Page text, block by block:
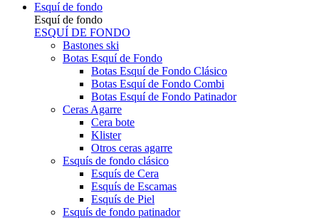
Esquí de fondo
Esquí de fondo
ESQUÍ DE FONDO
Bastones ski
Botas Esquí de Fondo
Botas Esquí de Fondo Clásico
Botas Esquí de Fondo Combi
Botas Esquí de Fondo Patinador
Ceras Agarre
Cera bote
Klister
Otros ceras agarre
Esquís de fondo clásico
Esquís de Cera
Esquís de Escamas
Esquís de Piel
Esquís de fondo patinador